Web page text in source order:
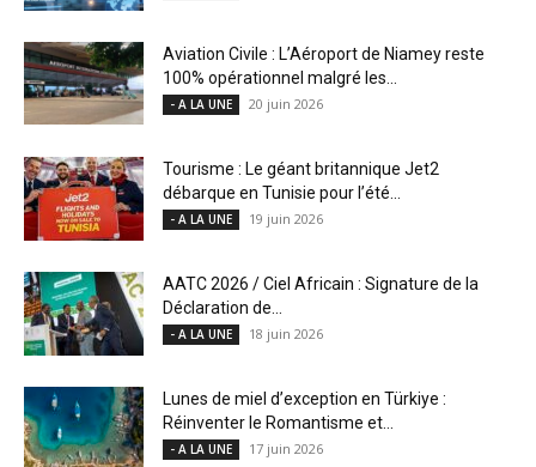
Aviation Civile : L’Aéroport de Niamey reste
100% opérationnel malgré les...
- A LA UNE 20 juin 2026
Tourisme : Le géant britannique Jet2
débarque en Tunisie pour l’été...
- A LA UNE 19 juin 2026
AATC 2026 / Ciel Africain : Signature de la
Déclaration de...
- A LA UNE 18 juin 2026
Lunes de miel d’exception en Türkiye :
Réinventer le Romantisme et...
- A LA UNE 17 juin 2026